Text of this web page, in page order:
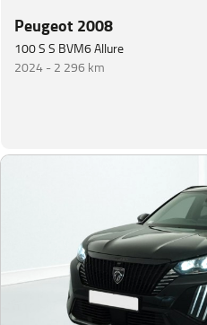
Peugeot 2008
100 S S BVM6 Allure
2024 -2 296 km